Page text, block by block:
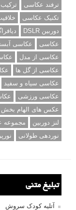
ترفند عکاسی
تکنیک عکاسی
دوربین DSLR
عکاسی
عکاسی
عکاسی از مدل
عکاسی از گل ها
عکاسی سیاه و سفید
عکاسی ورزشی
عکس های الهام بخش
لنز دوربین
نوردهی طولانی
تبلیغ متنی
آتلیه کودک سروش